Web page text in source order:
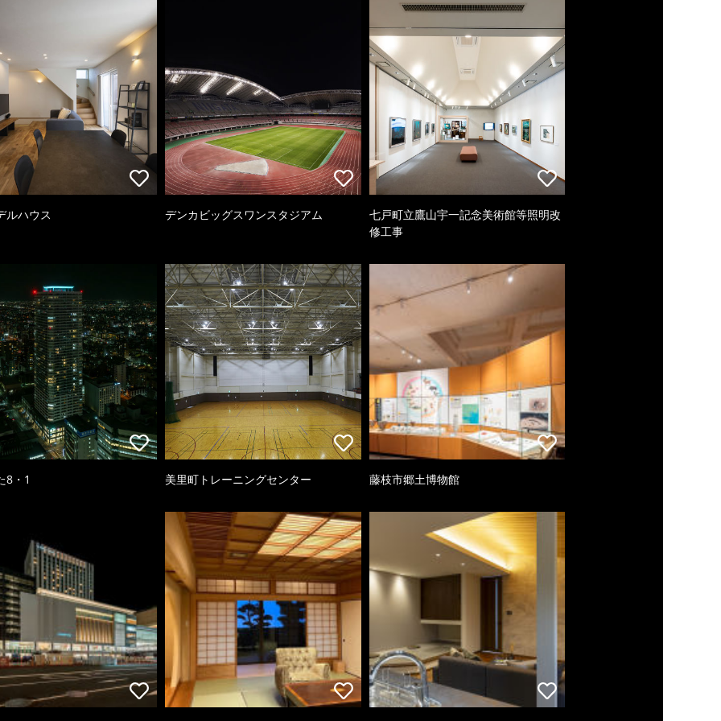
ルハウス デンカビッグスワンスタジアム
七戸町立鷹山宇一記念美術館等照明改
修工事
8・1 美里町トレーニングセンター 藤枝市郷土博物館